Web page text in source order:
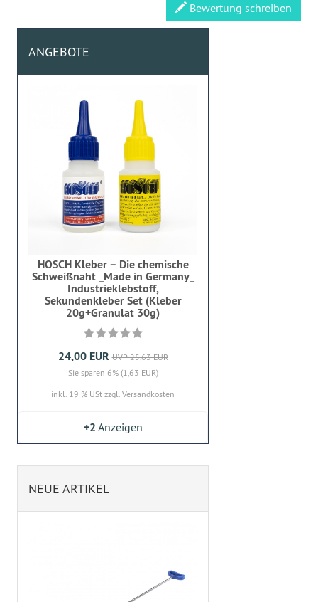
Bewertung schreiben
ANGEBOTE
HOSCH Kleber – Die chemische
Schweißnaht _Made in Germany_
Industrieklebstoff,
Sekundenkleber Set (Kleber
20g+Granulat 30g)
24,00 EUR UVP 25,63 EUR
Sie sparen 6% (1,63 EUR)
inkl. 19 % USt zzgl. Versandkosten
+2 Anzeigen
NEUE ARTIKEL